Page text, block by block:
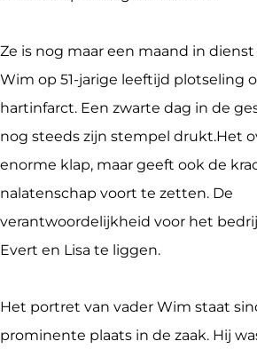
Ze is nog maar een maand in
Wim op 51-jarige leeftijd plotseling
hartinfarct. Een zwarte dag in de
nog steeds zijn stempel drukt.Het
enorme klap, maar geeft ook de
nalatenschap voort te zetten. De
verantwoordelijkheid voor het
Evert en Lisa te liggen.
Het portret van vader Wim staat
prominente plaats in de zaak. Hij